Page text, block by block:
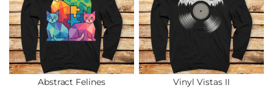
Abstract Felines Vinyl Vistas II